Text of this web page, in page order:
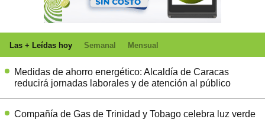
Las + Leídas hoy Semanal Mensual
Medidas de ahorro energético: Alcaldía de Caracas
reducirá jornadas laborales y de atención al público
Compañía de Gas de Trinidad y Tobago celebra luz verde